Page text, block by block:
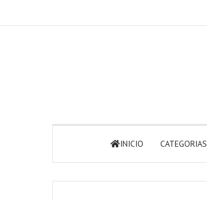
INICIO CATEGORIAS